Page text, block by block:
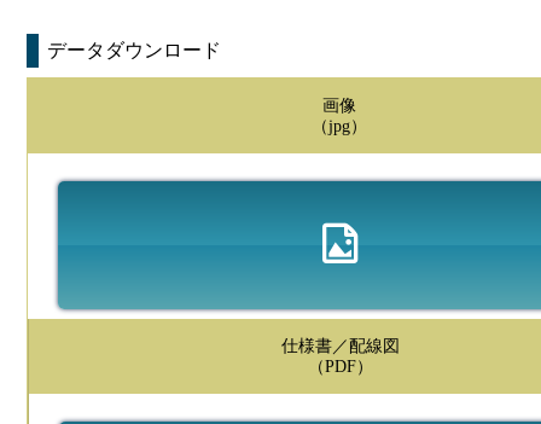
データダウンロード
画像
（jpg）
仕様書／配線図
（PDF）